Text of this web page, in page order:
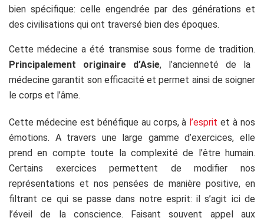
bien spécifique: celle engendrée par des générations et
des civilisations qui ont traversé bien des époques.
Cette médecine a été transmise sous forme de tradition.
Principalement originaire d’Asie, l’ancienneté de la
médecine garantit son efficacité et permet ainsi de soigner
le corps et l’âme.
Cette médecine est bénéfique au corps, à l’espritet à nos
émotions. A travers une large gamme d’exercices, elle
prend en compte toute la complexité de l’être humain.
Certains exercices permettent de modifier nos
représentations et nos pensées de manière positive, en
filtrant ce qui se passe dans notre esprit: il s’agit ici de
l’éveil de la conscience. Faisant souvent appel aux